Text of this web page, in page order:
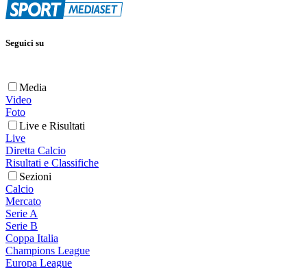
Seguici su
Media
Video
Foto
Live e Risultati
Live
Diretta Calcio
Risultati e Classifiche
Sezioni
Calcio
Mercato
Serie A
Serie B
Coppa Italia
Champions League
Europa League